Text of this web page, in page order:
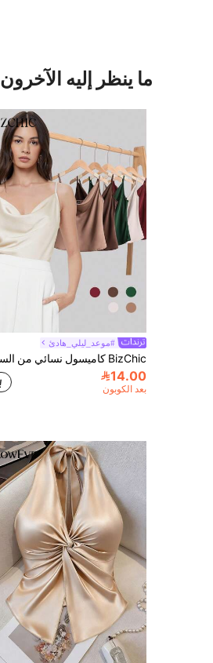
ما ينظر إليه الآخرون
#موعد_ليلي_هادئ
14.00
بعد الكوبون